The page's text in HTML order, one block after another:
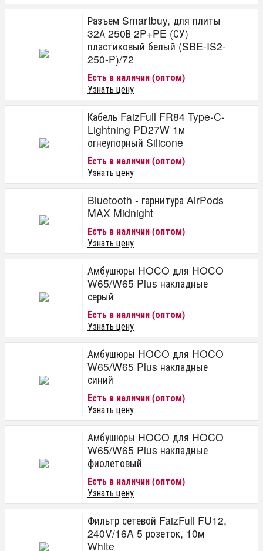
Разъем Smartbuy, для плиты
32А 250В 2P+PE (СУ)
пластиковый белый (SBE-IS2-
250-P)/72
Есть в наличии (оптом)
Узнать цену
Кабель FaizFull FR84 Type-C-
Lightning PD27W 1м
огнеупорный Silicone
Есть в наличии (оптом)
Узнать цену
Bluetooth - гарнитура AirPods
MAX Midnight
Есть в наличии (оптом)
Узнать цену
Амбушюры HOCO для HOCO
W65/W65 Plus накладные
серый
Есть в наличии (оптом)
Узнать цену
Амбушюры HOCO для HOCO
W65/W65 Plus накладные
синий
Есть в наличии (оптом)
Узнать цену
Амбушюры HOCO для HOCO
W65/W65 Plus накладные
фиолетовый
Есть в наличии (оптом)
Узнать цену
Фильтр сетевой FaizFull FU12,
240V/16A 5 розеток, 10м
White